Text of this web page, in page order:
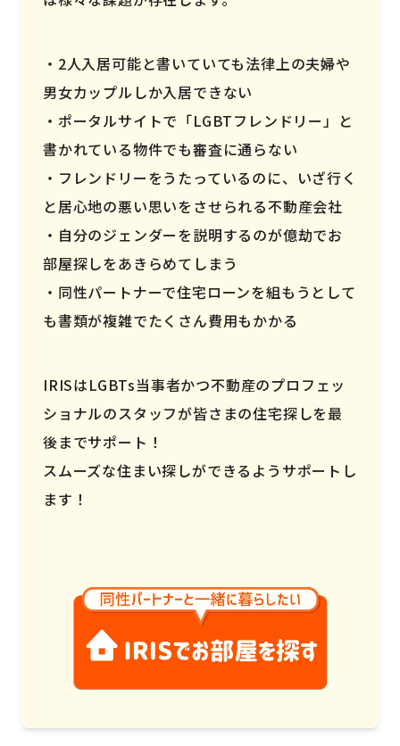
2人入居可能と書いていても法律上の夫婦や
男女カップルしか入居できない
ポータルサイトで「LGBTフレンドリー」と
書かれている物件でも審査に通らない
フレンドリーをうたっているのに、いざ行く
と居心地の悪い思いをさせられる不動産会社
自分のジェンダーを説明するのが億劫でお
部屋探しをあきらめてしまう
同性パートナーで住宅ローンを組もうとして
も書類が複雑でたくさん費用もかかる
IRISはLGBTs当事者かつ不動産のプロフェッ
ショナルのスタッフが皆さまの住宅探しを最
後までサポート！
スムーズな住まい探しができるようサポートし
ます！